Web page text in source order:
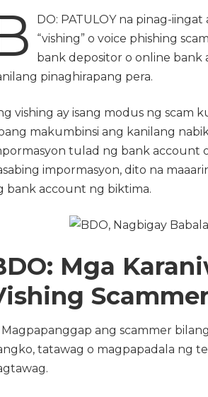
DO: PATULOY na pinag-
“vishing” o voice phishing
bank depositor o online bank
pinaghirapang pera.
vishing ay isang modus ng scam
makumbinsi ang kanilang
tulad ng bank account
impormasyon, dito na
bank account ng biktima.
Mga
Magpapanggap ang scammer
tatawag o magpapadala ng